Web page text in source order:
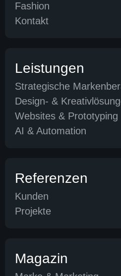
Fashion
Kontakt
Leistungen
Strategische
Design- &
Websites & Prototyping
AI & Automation
Referenzen
Kunden
Projekte
Magazin